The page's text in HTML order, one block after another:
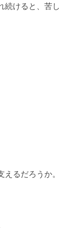
続けると、苦し
るだろうか。